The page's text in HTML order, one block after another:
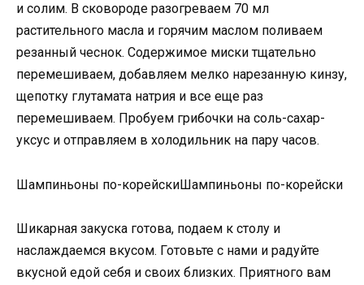
и солим. В сковороде разогреваем 70 мл
растительного масла и горячим маслом поливаем
резанный чеснок. Содержимое миски тщательно
перемешиваем, добавляем мелко нарезанную кинзу,
щепотку глутамата натрия и все еще раз
перемешиваем. Пробуем грибочки на соль-сахар-
уксус и отправляем в холодильник на пару часов.
Шампиньоны по-корейскиШампиньоны по-корейски
Шикарная закуска готова, подаем к столу и
наслаждаемся вкусом. Готовьте с нами и радуйте
вкусной едой себя и своих близких. Приятного вам